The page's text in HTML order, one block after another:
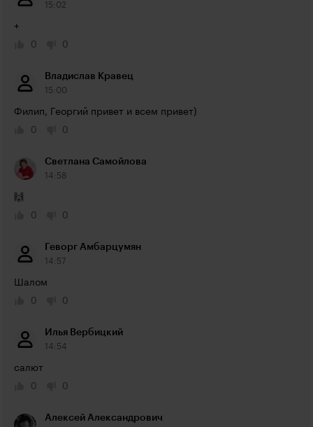
15:02
+
0
0
Владислав Кравец
15:00
Филип, Георгий привет и всем привет)
0
0
Светлана Самойлова
14:58
🙌
0
0
Геворг Амбарцумян
14:57
Шалом
0
0
Илья Вербицкий
14:54
салют
0
0
Алексей Александрович